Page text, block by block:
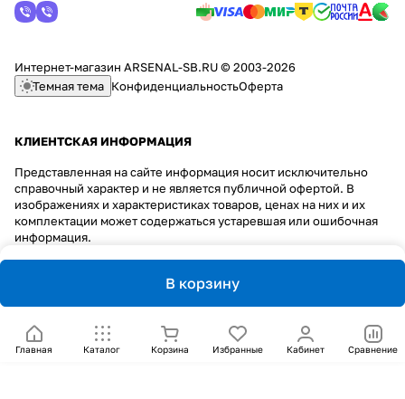
В корзину
Главная Каталог Корзина Избранные Кабинет Сравнение
Интернет-магазин ARSENAL-SB.RU © 2003-2026
Темная тема КонфиденциальностьОферта
КЛИЕНТСКАЯ ИНФОРМАЦИЯ
Представленная на сайте информация носит исключительно
справочный характер и не является публичной офертой. В
изображениях и характеристиках товаров, ценах на них и их
комплектации может содержаться устаревшая или ошибочная
информация.